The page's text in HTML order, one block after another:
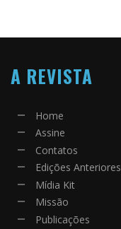
A REVISTA
Home
Assine
Contatos
Edições Anteriores
Mídia Kit
Missão
Publicações